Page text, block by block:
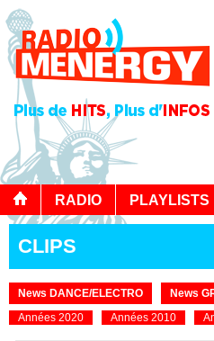
RADIO PLAYLISTS
CLIPS
News DANCE/ELECTRO News
Années 2020
Années 2010